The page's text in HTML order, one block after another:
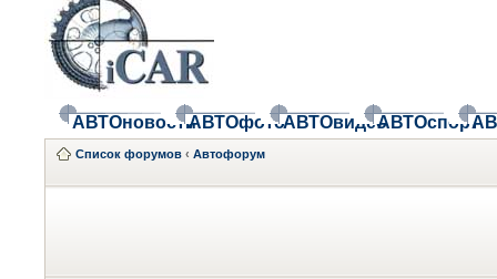
АВТОновостиАВТОфотоАВТОвидеоАВТОспорт
Список форумов ‹ Автофорум